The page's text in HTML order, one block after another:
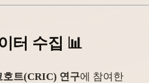
터 수집 📊
호트(CRIC) 연구에 참여한